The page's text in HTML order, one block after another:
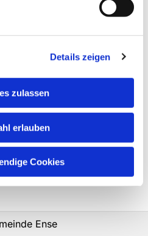
Details zeigen
zulassen
erlauben
Cookies
Ense